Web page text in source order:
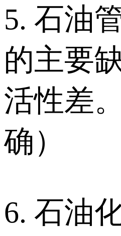
5. 石油
的主要
活性差
确）
6. 石油